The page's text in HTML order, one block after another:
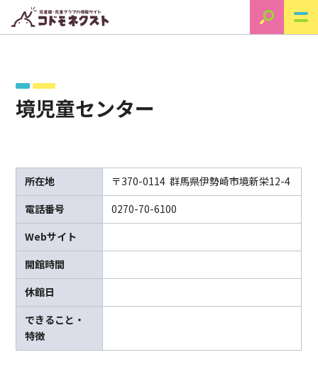
境児童センター
所在地
〒370-0114 群馬県伊勢崎市境新栄12-4
電話番号
0270-70-6100
Webサイト
開館時間
休館日
できること・
特徴